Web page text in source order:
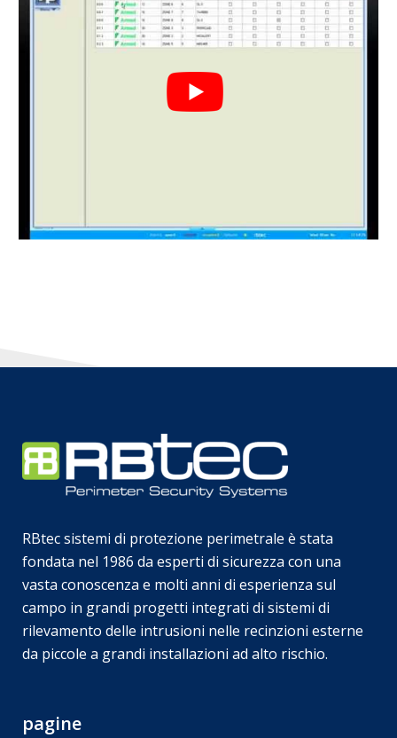
RBtec sistemi di protezione perimetrale è stata
fondata nel 1986 da esperti di sicurezza con una
vasta conoscenza e molti anni di esperienza sul
campo in grandi progetti integrati di sistemi di
rilevamento delle intrusioni nelle recinzioni esterne
da piccole a grandi installazioni ad alto rischio.
pagine